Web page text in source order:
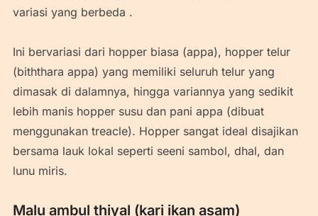
variasi yang berbeda .
Ini bervariasi dari hopper biasa (appa), hopper telur
(biththara appa) yang memiliki seluruh telur yang
dimasak di dalamnya, hingga variannya yang sedikit
lebih manis hopper susu dan pani appa (dibuat
menggunakan treacle). Hopper sangat ideal disajikan
bersama lauk lokal seperti seeni sambol, dhal, dan
lunu miris.
Malu ambul thiyal (kari ikan asam)